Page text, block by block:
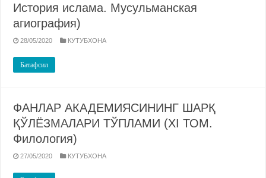
История ислама. Мусульманская
агиография)
28/05/2020 КУТУБХОНА
Батафсил
ФАНЛАР АКАДЕМИЯСИНИНГ ШАРҚ
ҚЎЛЁЗМАЛАРИ ТЎПЛАМИ (XI ТОМ.
Филология)
27/05/2020 КУТУБХОНА